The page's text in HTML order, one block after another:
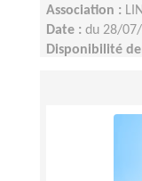
Association :
Date : du 28/
Disponibilité